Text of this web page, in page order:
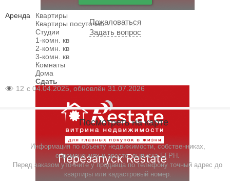
Аренда
Квартиры
Квартиры посуточно
Студии
1-комн. кв
2-комн. кв
3-комн. кв
Комнаты
Дома
Сдать
Пожаловаться
Задать вопрос
12 с 04.04.2025, обновлён 31.07.2026
Посмотреть на карте
Информация по объекту недвижимости, собственниках,
обременениях и аресте, выписка ЕГРН.
Перед заказом уточните у продавца по телефону точный адрес до
квартиры или кадастровый номер.